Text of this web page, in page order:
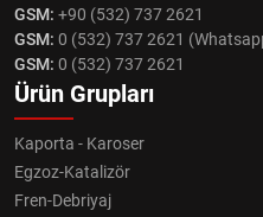
GSM: +90 (532) 737 2621
GSM: 0 (532) 737 2621
GSM: 0 (532) 737 2621
Ürün Grupları
Kaporta - Karoser
Egzoz-Katalizör
Fren-Debriyaj